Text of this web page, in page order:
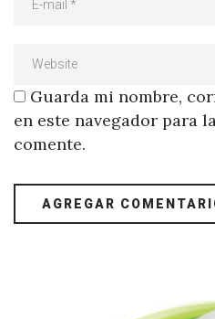
Guarda mi nombre,
en este navegador para
comente.